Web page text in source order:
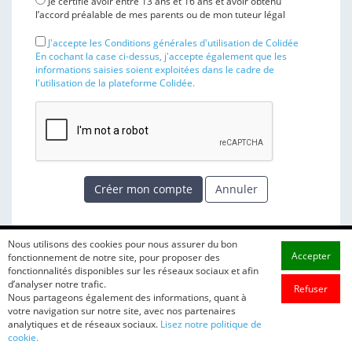
l’accord préalable de mes parents ou de mon tuteur légal
J'accepte les Conditions générales d'utilisation de Colidée
En cochant la case ci-dessus, j'accepte également que les
informations saisies soient exploitées dans le cadre de
l'utilisation de la plateforme Colidée.
Créer mon compte Annuler
Nous utilisons des cookies pour nous assurer du bon
fonctionnement de notre site, pour proposer des
fonctionnalités disponibles sur les réseaux sociaux et afin
d’analyser notre trafic.
Nous partageons également des informations, quant à
votre navigation sur notre site, avec nos partenaires
analytiques et de réseaux sociaux. Lisez notre politique de
cookie.
Accepter
Refuser